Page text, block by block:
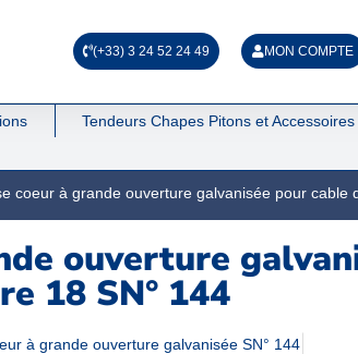
(+33) 3 24 52 24 49 MON COMPTE
Tendeurs Chapes Pitons et Accessoires
coeur à grande ouverture galvanisée pour cable
ouverture
18 SN° 144
à grande ouverture galvanisée SN° 144